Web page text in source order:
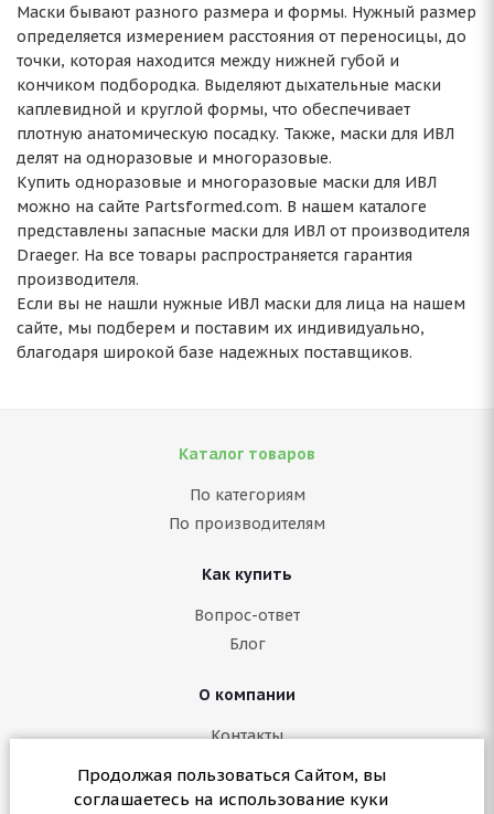
Продолжая пользоваться Сайтом, вы
соглашаетесь на использование куки
Маски бывают разного размера и формы. Нужный размер
определяется измерением расстояния от переносицы, до
точки, которая находится между нижней губой и
кончиком подбородка. Выделяют дыхательные маски
каплевидной и круглой формы, что обеспечивает
плотную анатомическую посадку. Также, маски для ИВЛ
делят на одноразовые и многоразовые.
Купить одноразовые и многоразовые маски для ИВЛ
можно на сайте Partsformed.com. В нашем каталоге
представлены запасные маски для ИВЛ от производителя
Draeger. На все товары распространяется гарантия
производителя.
Если вы не нашли нужные ИВЛ маски для лица на нашем
сайте, мы подберем и поставим их индивидуально,
благодаря широкой базе надежных поставщиков.
Каталог товаров
По категориям
По производителям
Как купить
Вопрос-ответ
Блог
О компании
Контакты
Политика конфиденциальности
Согласие на обработку персональных данных